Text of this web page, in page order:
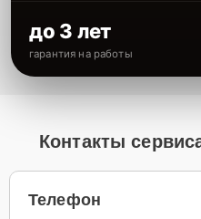
до 3 лет
гарантия на работы
Контакты
Телефон